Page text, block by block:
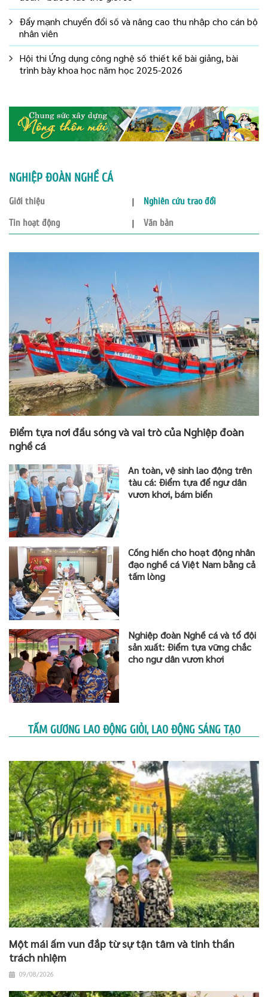
Đẩy mạnh chuyển đổi số và nâng cao thu nhập cho cán bộ
nhân viên
Hội thi Ứng dụng công nghệ số thiết kế bài giảng, bài
trình bày khoa học năm học 2025-2026
NGHIỆP ĐOÀN NGHỀ CÁ
Giới thiệu
Nghiên cứu trao đổi
Tin hoạt động
Văn bản
Điểm tựa nơi đầu sóng và vai trò của Nghiệp đoàn
nghề cá
An toàn, vệ sinh lao động trên
tàu cá: Điểm tựa để ngư dân
vươn khơi, bám biển
Cống hiến cho hoạt động nhân
đạo nghề cá Việt Nam bằng cả
tấm lòng
Nghiệp đoàn Nghề cá và tổ đội
sản xuất: Điểm tựa vững chắc
cho ngư dân vươn khơi
TẤM GƯƠNG LAO ĐỘNG GIỎI, LAO ĐỘNG SÁNG TẠO
Một mái ấm vun đắp từ sự tận tâm và tinh thần
trách nhiệm
09/08/2026